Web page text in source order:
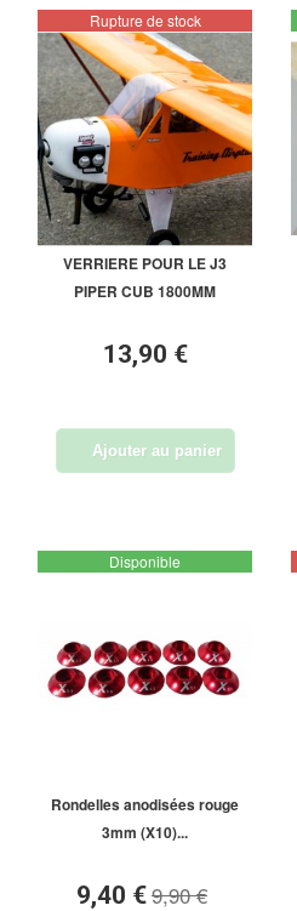
Rupture de stock
VERRIERE POUR LE J3
PIPER CUB 1800MM
13,90 €
Ajouter au panier
Disponible
Rondelles anodisées rouge
3mm (X10)...
9,40 €9,90 €